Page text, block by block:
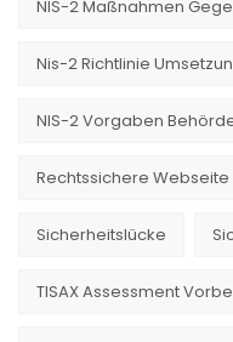
NIS-2 Maßnahmen
Nis-2 Richtlinie
NIS-2 Vorgaben
Rechtssichere Webseite
Sicherheitslücke
TISAX Assessment